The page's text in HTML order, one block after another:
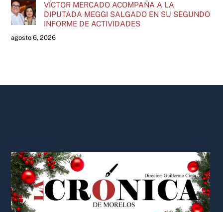
VÍCTOR MERCADO ACOMPAÑA A LA
DIPUTADA MEGGI SALGADO EN SU SEGUNDO
INFORME DE ACTIVIDADES
agosto 6, 2026
To
Top